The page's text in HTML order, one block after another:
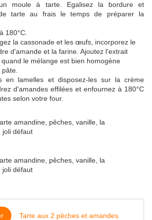
moule à tarte. Egalisez la bordure et
tarte au frais le temps de préparer la
180°C.
la cassonade et les œufs, incorporez le
d'amande et la farine. Ajoutez l'extrait
le mélange est bien homogène
en lamelles et disposez-les sur la crème
d'amandes effilées et enfournez à 180°C
selon votre four.
Tarte aux 2 pêches et amandes